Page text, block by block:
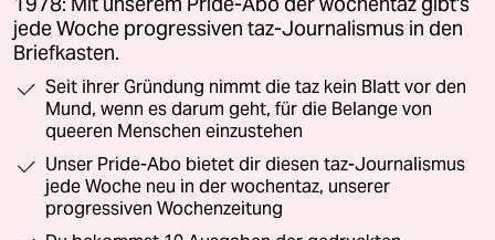
jede Woche progressiven taz-Journalismus in den
Briefkasten.
Seit ihrer Gründung nimmt die taz kein Blatt vor den
Mund, wenn es darum geht, für die Belange von
queeren Menschen einzustehen
Unser Pride-Abo bietet dir diesen taz-Journalismus
jede Woche neu in der wochentaz, unserer
progressiven Wochenzeitung